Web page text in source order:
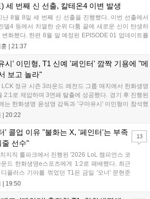
세 번째 신 선출, 칼테온4 이변 발생
난 8월 8일 세 번째 신 선출을 진행했다. 이번 선출에서
델4 등에서 치열한 순위 다툼 끝에 새로운 신이 탄생하
변화했다. 한편 8월 말 예정된 EPISODE 01 업데이트를
가 추가될 예정이며, 이를 통해 추후 주신 및 절대신에
망이다....
21:37
시' 이민형, T1 신예 '페인터' 깜짝 기용에 "메
보고 놀라"
정규 시즌 3라운드 레전드 그룹 매치에서 한화생명
2:1로 제압하며 3연패 탈출에 성공했다. 경기 후 진행된
는 한화생명 윤성영 감독과 '구마유시' 이민형이 참석했
감에 대해 윤성영 감독은 "오랜만에 승리해 기분이 좋고,
20:22
' 콜업 이유 "불화는 X, '페인터'는 부족
줄 선수"
지직 롤파크에서 진행된 '2026 LoL 챔피언스 코
드 한화생명e스포츠에게 1:2로 패배했다. 최근
플러스 기아를 꺾었던 T1은 금일 '오너' 문현준
인터' 김은후를 투입시키는 강수를 뒀으나 결국
19:50
13